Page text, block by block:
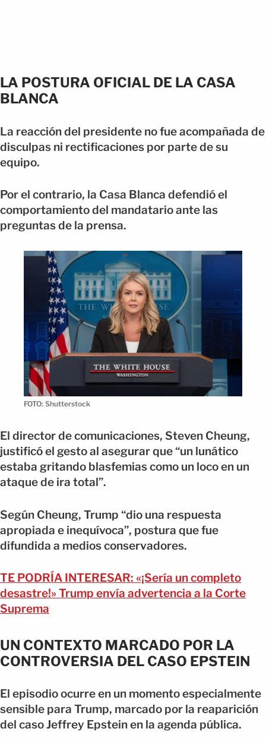
LA POSTURA OFICIAL DE LA CASA
BLANCA
La reacción del presidente no fue acompañada de
disculpas ni rectificaciones por parte de su
equipo.
Por el contrario, la Casa Blanca defendió el
comportamiento del mandatario ante las
preguntas de la prensa.
FOTO: Shutterstock
El director de comunicaciones, Steven Cheung,
justificó el gesto al asegurar que “un lunático
estaba gritando blasfemias como un loco en un
ataque de ira total”.
Según Cheung, Trump “dio una respuesta
apropiada e inequívoca”, postura que fue
difundida a medios conservadores.
TE PODRÍA INTERESAR: «¡Sería un completo
desastre!» Trump envía advertencia a la Corte
Suprema
UN CONTEXTO MARCADO POR LA
CONTROVERSIA DEL CASO EPSTEIN
El episodio ocurre en un momento especialmente
sensible para Trump, marcado por la reaparición
del caso Jeffrey Epstein en la agenda pública.